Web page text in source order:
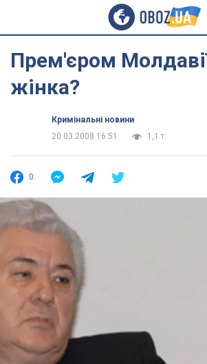
Прем'єром
жінка?
Кримінальні новини
20.03.2008 16:51
1,1 т.
0